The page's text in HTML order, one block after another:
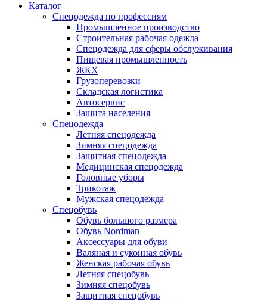
Каталог
Спецодежда по профессиям
Промышленное производство
Строительная рабочая одежда
Спецодежда для сферы обслуживания
Пищевая промышленность
ЖКХ
Грузоперевозки
Складская логистика
Автосервис
Защита населения
Спецодежда
Летняя спецодежда
Зимняя спецодежда
Защитная спецодежда
Медицинская спецодежда
Головные уборы
Трикотаж
Мужская спецодежда
Спецобувь
Обувь большого размера
Обувь Nordman
Аксессуары для обуви
Валяная и суконная обувь
Женская рабочая обувь
Летняя спецобувь
Зимняя спецобувь
Защитная спецобувь